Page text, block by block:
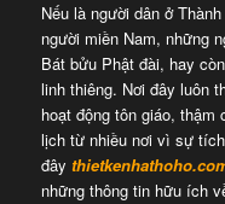
Nếu là người dân ở
người miền Nam, những
Bát bửu Phật đài, hay
linh thiêng. Nơi đây luôn
hoạt động tôn giáo,
lịch từ nhiều nơi vì sự
đây
những thông tin hữu ích